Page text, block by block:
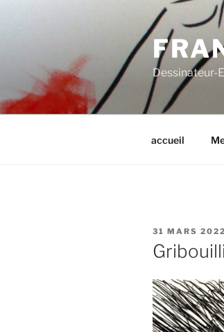
Dessinateur-
accueil
PUBLIÉ
LE
31 MARS 2022